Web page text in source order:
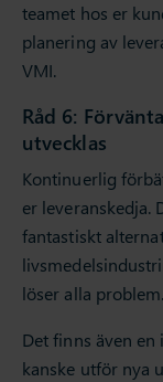
teamet hos er
planering av
VMI.
Råd 6:
utvecklas
Kontinuerlig
er leveranskedja.
fantastiskt
löser alla problem.
Det finns även
kanske utför nya